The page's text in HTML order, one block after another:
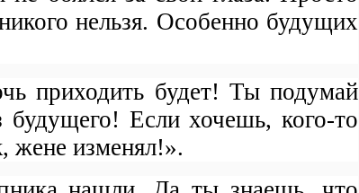
нельзя. Особенно будущих
приходить будет! Ты подумай
будущего! Если хочешь, кого-то
жене изменял!».